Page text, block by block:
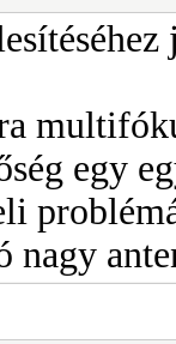
egy
nagy